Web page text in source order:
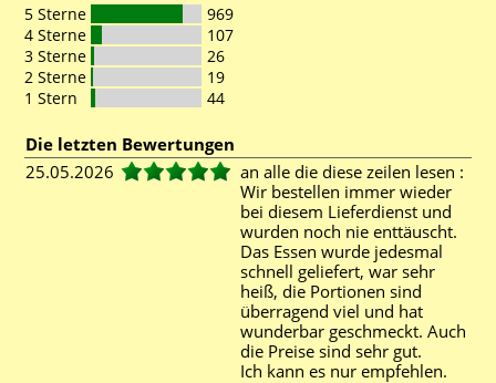
5 Sterne
969
4 Sterne
107
3 Sterne
26
2 Sterne
19
1 Stern
44
Die letzten Bewertungen
25.05.2026
an alle die diese zeilen lesen :
Wir bestellen immer wieder
bei diesem Lieferdienst und
wurden noch nie enttäuscht.
Das Essen wurde jedesmal
schnell geliefert, war sehr
heiß, die Portionen sind
überragend viel und hat
wunderbar geschmeckt. Auch
die Preise sind sehr gut.
Ich kann es nur empfehlen.